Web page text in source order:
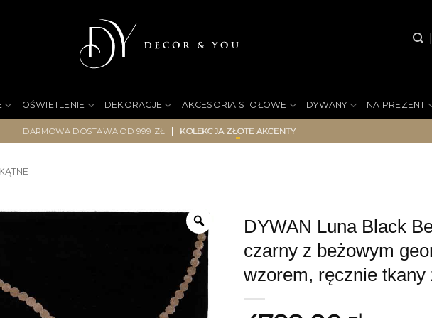
OŚWIETLENIE DEKORACJE AKCESORIA STOŁOWE DYWANY NA PREZENT
DARMOWA DOSTAWA OD 999 ZŁ | KOLEKCJA ZŁOTE AKCENTY
DYWAN Luna Black
czarny z beżowym
wzorem, ręcznie tkany